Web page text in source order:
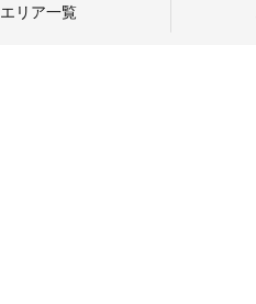
エリア一覧